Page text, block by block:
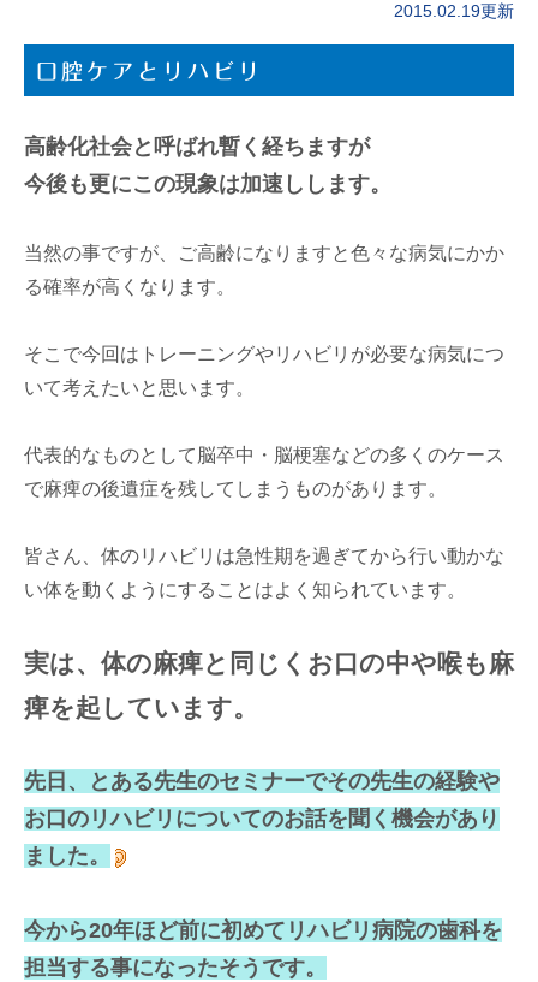
2015.02.19更新
口腔ケアとリハビリ
高齢化社会と呼ばれ暫く経ちますが
今後も更にこの現象は加速しします。
当然の事ですが、ご高齢になりますと色々な病気にかか
る確率が高くなります。
そこで今回はトレーニングやリハビリが必要な病気につ
いて考えたいと思います。
代表的なものとして脳卒中・脳梗塞などの多くのケース
で麻痺の後遺症を残してしまうものがあります。
皆さん、体のリハビリは急性期を過ぎてから行い動かな
い体を動くようにすることはよく知られています。
実は、体の麻痺と同じくお口の中や喉も麻
痺を起しています。
先日、とある先生のセミナーでその先生の経験や
お口のリハビリについてのお話を聞く機会があり
ました。
今から20年ほど前に初めてリハビリ病院の歯科を
担当する事になったそうです。